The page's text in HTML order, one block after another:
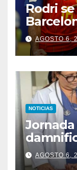
Rodri se
AGOSTO 6,
NOTICIAS
Aragua
AGOSTO 6,